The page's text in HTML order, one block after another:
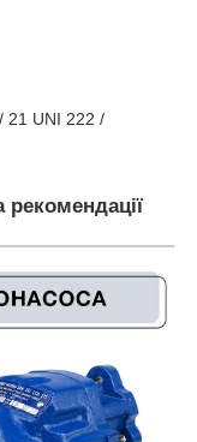
21 UNI 222 /